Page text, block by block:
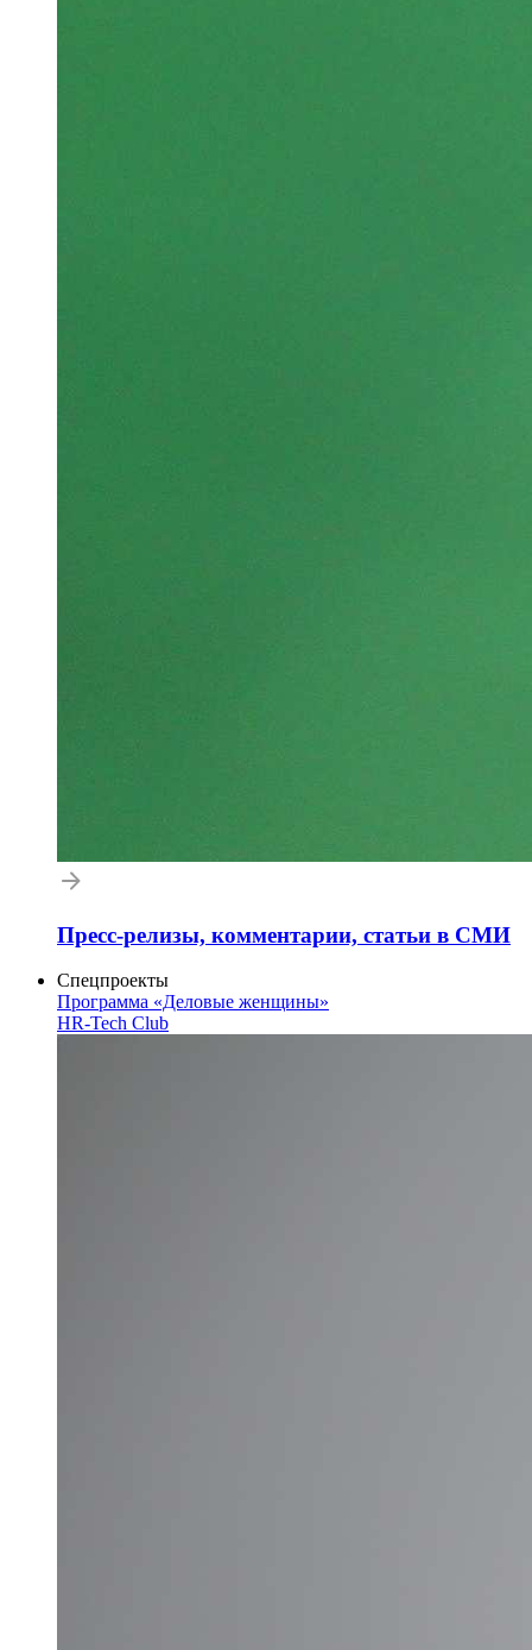
Пресс-релизы, комментарии, статьи в СМИ
Спецпроекты
Программа «Деловые женщины»
HR-Tech Club